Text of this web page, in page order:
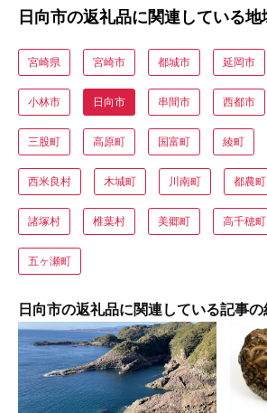
日向市の返礼品に関連している地
宮崎県 宮崎市 都城市 延岡市
小林市 日向市 串間市 西都市
三股町 高原町 国富町 綾町
西米良村 木城町 川南町 都農町
諸塚村 椎葉村 美郷町 高千穂町
五ヶ瀬町
日向市の返礼品に関連している記事の